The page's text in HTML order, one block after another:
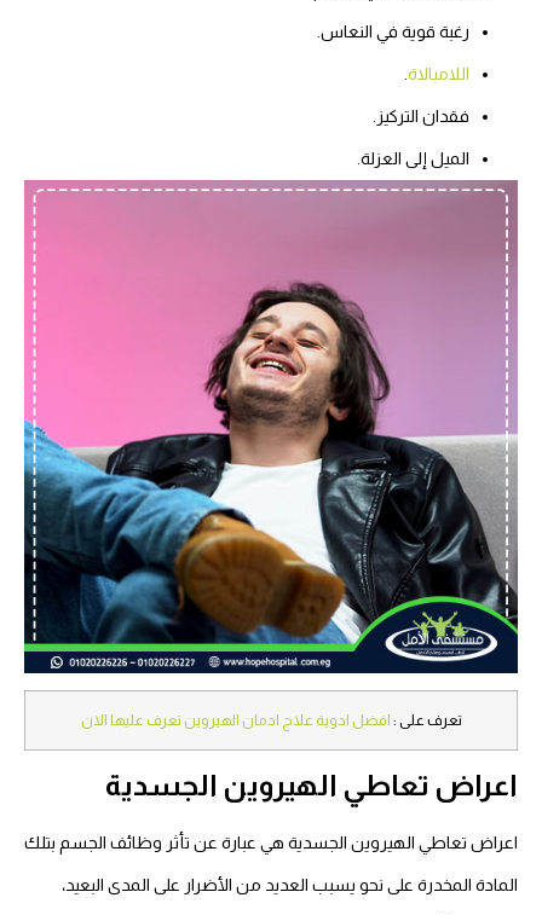
رغبة قوية في النعاس.
اللامبالاة
فقدان التركيز.
الميل إلى العزلة.
تعرف على : افضل ادوية علاج ادمان الهيروين تعرف عليها الان
اعراض تعاطي الهيروين الجسدية
اعراض تعاطي الهيروين الجسدية هي عبارة عن تأثر وظائف الجسم بتلك
المادة المخدرة على نحو يسبب العديد من الأضرار على المدى البعيد،